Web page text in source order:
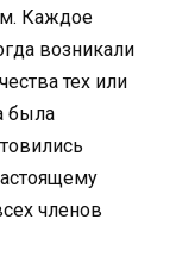
Каждое
возникали
тех или
была
членов